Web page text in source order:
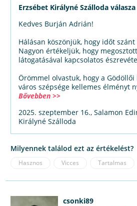
Erzsébet Királyné Szálloda válasza
Kedves Burján Adrián!
Hálásan köszönjük, hogy időt
Nagyon értékeljük, hogy
látogatásával kapcsolatos
Örömmel olvastuk, hogy a Gödöllői
város szépsége kellemes élményt
Bővebben >>
2025. szeptember 16., Salamon
Királyné Szálloda
Milyennek találod ezt az értékelést?
Hasznos Vicces Tartalmas
csonki89